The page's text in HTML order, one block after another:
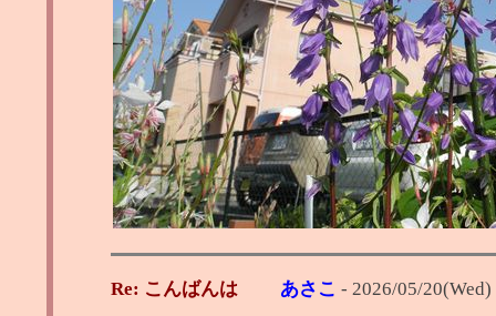
Re: こんばんは あさこ - 2026/05/20(Wed)